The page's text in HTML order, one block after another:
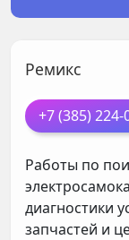
Ремикс
+7 (385) 224-
Работы по
диагностики
запчастей и